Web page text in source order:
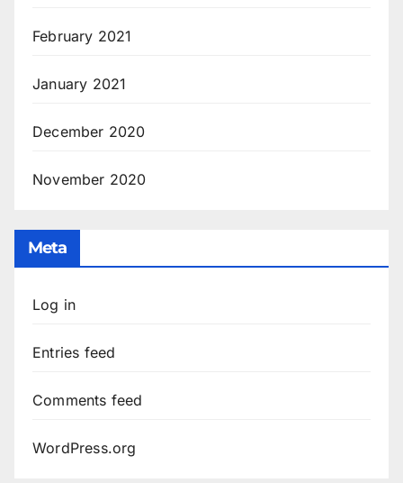
February 2021
January 2021
December 2020
November 2020
Meta
Log in
Entries feed
Comments feed
WordPress.org